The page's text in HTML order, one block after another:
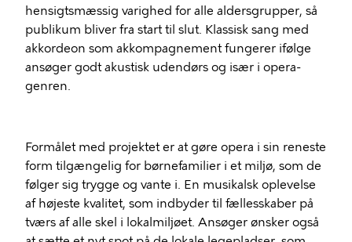
hensigtsmæssig varighed for alle aldersgrupper, så
publikum bliver fra start til slut. Klassisk sang med
akkordeon som akkompagnement fungerer ifølge
ansøger godt akustisk udendørs og især i opera-
genren.
Formålet med projektet er at gøre opera i sin reneste
form tilgængelig for børnefamilier i et miljø, som de
følger sig trygge og vante i. En musikalsk oplevelse
af højeste kvalitet, som indbyder til fællesskaber på
tværs af alle skel i lokalmiljøet. Ansøger ønsker også